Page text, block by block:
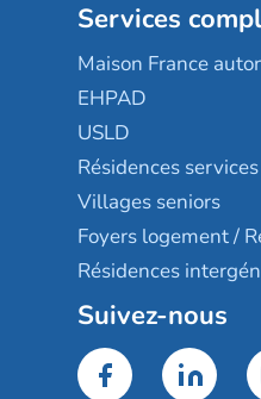
Services
Maison France
EHPAD
USLD
Résidences
Villages seniors
Foyers logement /
Résidences
Suivez-nous